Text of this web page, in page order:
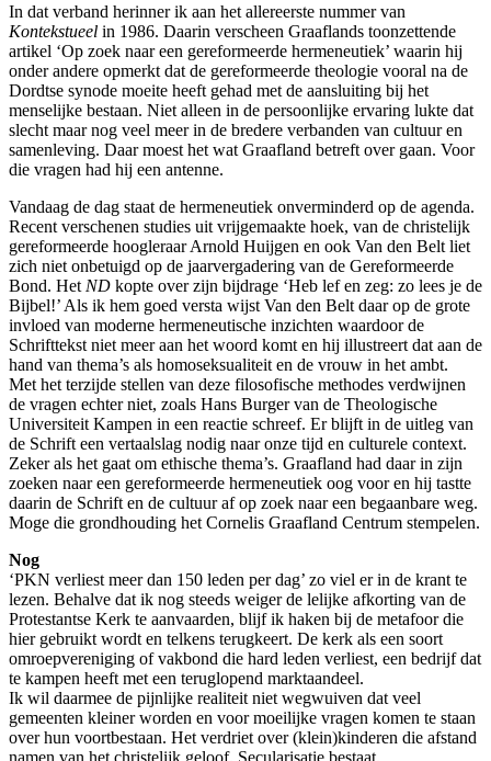
In dat verband herinner ik aan het allereerste nummer van
Kontekstueel in 1986. Daarin verscheen Graaflands toonzettende
artikel ‘Op zoek naar een gereformeerde hermeneutiek’ waarin hij
onder andere opmerkt dat de gereformeerde theologie vooral na de
Dordtse synode moeite heeft gehad met de aansluiting bij het
menselijke bestaan. Niet alleen in de persoonlijke ervaring lukte dat
slecht maar nog veel meer in de bredere verbanden van cultuur en
samenleving. Daar moest het wat Graafland betreft over gaan. Voor
die vragen had hij een antenne.
Vandaag de dag staat de hermeneutiek onverminderd op de agenda.
Recent verschenen studies uit vrijgemaakte hoek, van de christelijk
gereformeerde hoogleraar Arnold Huijgen en ook Van den Belt liet
zich niet onbetuigd op de jaarvergadering van de Gereformeerde
Bond. Het ND kopte over zijn bijdrage ‘Heb lef en zeg: zo lees je de
Bijbel!’ Als ik hem goed versta wijst Van den Belt daar op de grote
invloed van moderne hermeneutische inzichten waardoor de
Schrifttekst niet meer aan het woord komt en hij illustreert dat aan de
hand van thema’s als homoseksualiteit en de vrouw in het ambt.
Met het terzijde stellen van deze filosofische methodes verdwijnen
de vragen echter niet, zoals Hans Burger van de Theologische
Universiteit Kampen in een reactie schreef. Er blijft in de uitleg van
de Schrift een vertaalslag nodig naar onze tijd en culturele context.
Zeker als het gaat om ethische thema’s. Graafland had daar in zijn
zoeken naar een gereformeerde hermeneutiek oog voor en hij tastte
daarin de Schrift en de cultuur af op zoek naar een begaanbare weg.
Moge die grondhouding het Cornelis Graafland Centrum stempelen.
Nog
‘PKN verliest meer dan 150 leden per dag’ zo viel er in de krant te
lezen. Behalve dat ik nog steeds weiger de lelijke afkorting van de
Protestantse Kerk te aanvaarden, blijf ik haken bij de metafoor die
hier gebruikt wordt en telkens terugkeert. De kerk als een soort
omroepvereniging of vakbond die hard leden verliest, een bedrijf dat
te kampen heeft met een teruglopend marktaandeel.
Ik wil daarmee de pijnlijke realiteit niet wegwuiven dat veel
gemeenten kleiner worden en voor moeilijke vragen komen te staan
over hun voortbestaan. Het verdriet over (klein)kinderen die afstand
namen van het christelijk geloof. Secularisatie bestaat.